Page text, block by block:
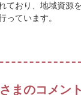
ており、地域資源
っています。
まのコメント